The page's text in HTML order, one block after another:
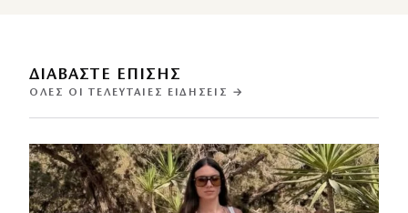
ΔΙΑΒΑΣΤΕ ΕΠΙΣΗΣ
ΌΛΕΣ ΟΙ ΤΕΛΕΥΤΑΊΕΣ ΕΙΔΉΣΕΙΣ →